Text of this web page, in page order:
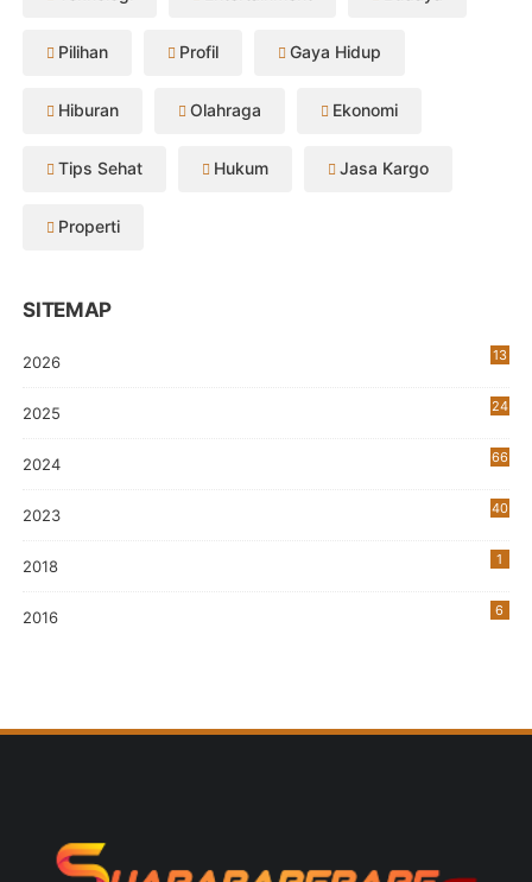
Pilihan Profil Gaya Hidup
Hiburan Olahraga Ekonomi
Tips Sehat Hukum Jasa Kargo
Properti
SITEMAP
2026 13
2025 24
2024 66
2023
40
2018 1
2016 6